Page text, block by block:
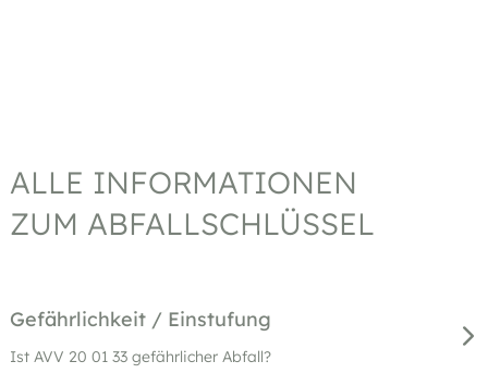
ALLE INFORMATIONEN
ZUM ABFALLSCHLÜSSEL
Gefährlichkeit / Einstufung
Ist AVV 20 01 33 gefährlicher Abfall?